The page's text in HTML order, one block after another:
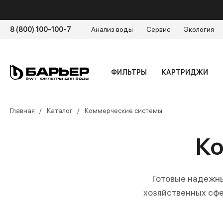
8 (800) 100-100-7 Анализ воды Сервис Экология
ФИЛЬТРЫ КАРТРИДЖИ
Главная Каталог Коммерческие системы
Готовые
хозяйственных